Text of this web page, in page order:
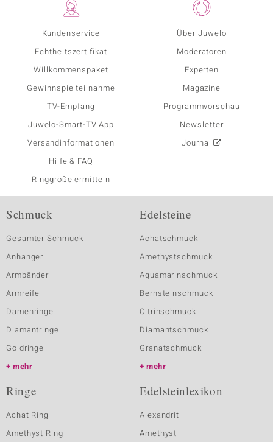
Kundenservice
Echtheitszertifikat
Willkommenspaket
Gewinnspielteilnahme
TV-Empfang
Juwelo-Smart-TV App
Versandinformationen
Hilfe & FAQ
Ringgröße ermitteln
Über Juwelo
Moderatoren
Experten
Magazine
Programmvorschau
Newsletter
Journal
Schmuck
Gesamter Schmuck
Anhänger
Armbänder
Armreife
Damenringe
Diamantringe
Goldringe
mehr
Edelsteine
Achatschmuck
Amethystschmuck
Aquamarinschmuck
Bernsteinschmuck
Citrinschmuck
Diamantschmuck
Granatschmuck
mehr
Ringe
Achat Ring
Amethyst Ring
Edelsteinlexikon
Alexandrit
Amethyst